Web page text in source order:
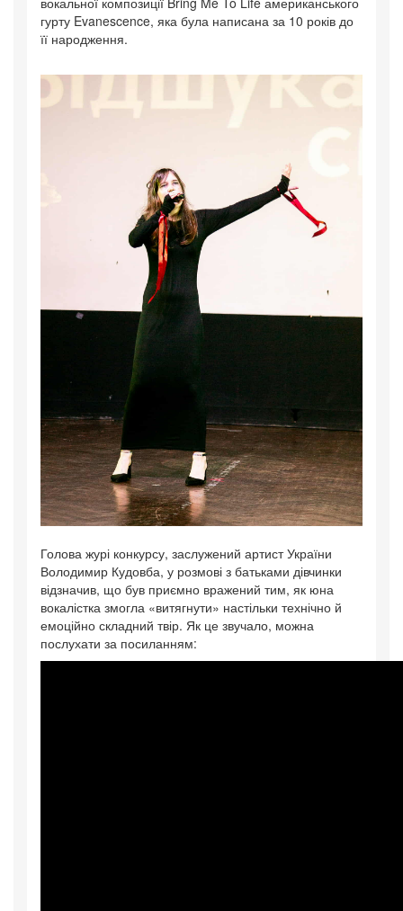
гурту Evanescence, яка була написана за 10 років до
її народження.
Голова журі конкурсу, заслужений артист України
Володимир Кудовба, у розмові з батьками дівчинки
відзначив, що був приємно вражений тим, як юна
вокалістка змогла «витягнути» настільки технічно й
емоційно складний твір. Як це звучало, можна
послухати за посиланням: